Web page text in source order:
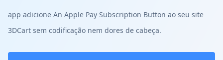
app adicione An Apple Pay Subscription Button ao seu site
3DCart sem codificação nem dores de cabeça.